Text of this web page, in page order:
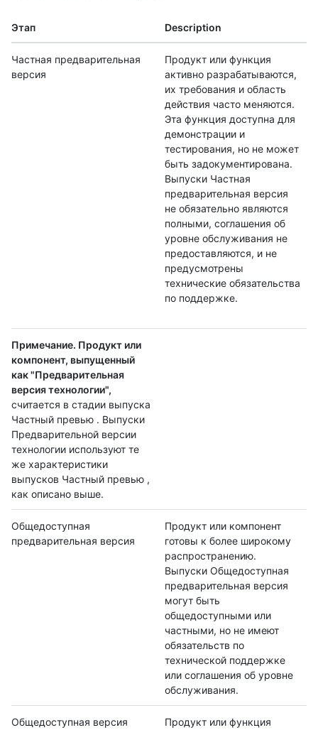
Этап Description
Частная предварительная
версия
Продукт или функция
активно разрабатываются,
их требования и область
действия часто меняются.
Эта функция доступна для
демонстрации и
тестирования, но не может
быть задокументирована.
Выпуски Частная
предварительная версия
не обязательно являются
полными, соглашения об
уровне обслуживания не
предоставляются, и не
предусмотрены
технические обязательства
по поддержке.
Примечание. Продукт или
компонент, выпущенный
как "Предварительная
версия технологии",
считается в стадии выпуска
Частный превью . Выпуски
Предварительной версии
технологии используют те
же характеристики
выпусков Частный превью ,
как описано выше.
Общедоступная
предварительная версия
Продукт или компонент
готовы к более широкому
распространению.
Выпуски Общедоступная
предварительная версия
могут быть
общедоступными или
частными, но не имеют
обязательств по
технической поддержке
или соглашения об уровне
обслуживания.
Общедоступная версия
Продукт или функция